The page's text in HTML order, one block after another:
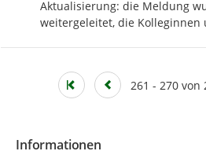
Aktualisierung: die Meldung
weitergeleitet, die Kolleginnen
261 - 270 von
Informationen